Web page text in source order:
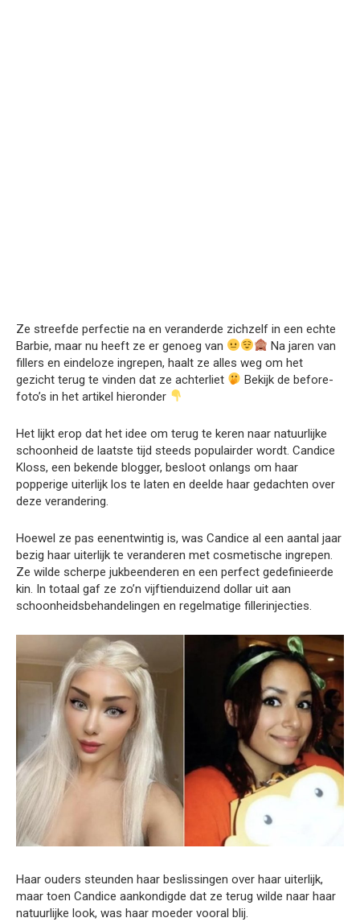
Ze streefde perfectie na en veranderde zichzelf in een echte
Barbie, maar nu heeft ze er genoeg van
Na jaren van
fillers en eindeloze ingrepen, haalt ze alles weg om het
gezicht terug te vinden dat ze achterliet
Bekijk de before-
foto’s in het artikel hieronder
Het lijkt erop dat het idee om terug te keren naar natuurlijke
schoonheid de laatste tijd steeds populairder wordt. Candice
Kloss, een bekende blogger, besloot onlangs om haar
popperige uiterlijk los te laten en deelde haar gedachten over
deze verandering.
Hoewel ze pas eenentwintig is, was Candice al een aantal jaar
bezig haar uiterlijk te veranderen met cosmetische ingrepen.
Ze wilde scherpe jukbeenderen en een perfect gedefinieerde
kin. In totaal gaf ze zo’n vijftienduizend dollar uit aan
schoonheidsbehandelingen en regelmatige fillerinjecties.
Haar ouders steunden haar beslissingen over haar uiterlijk,
maar toen Candice aankondigde dat ze terug wilde naar haar
natuurlijke look, was haar moeder vooral blij.